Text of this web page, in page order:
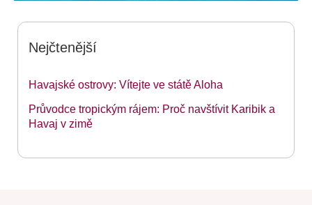
Nejčtenější
Havajské ostrovy: Vítejte ve státě Aloha
Průvodce tropickým rájem: Proč navštívit Karibik a
Havaj v zimě